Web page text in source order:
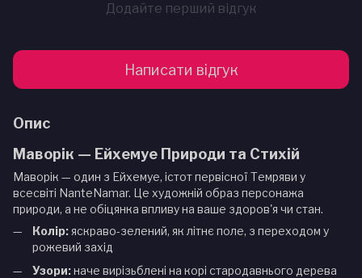
Додайте перший відгук
Написати відгук
Опис
Маворік — Ейхемуе Природи та Стихій
Маворік — один з Ейхемуе, істот первісної Темряви у
всесвіті NanteNamar. Це художній образ персонажа
природи, а не обіцянка впливу на ваше здоров'я чи стан.
Колір:яскраво-зелений, як літнє поле, з переходом у
рожевий захід
Узори:наче вирізьблені на корі стародавнього дерева